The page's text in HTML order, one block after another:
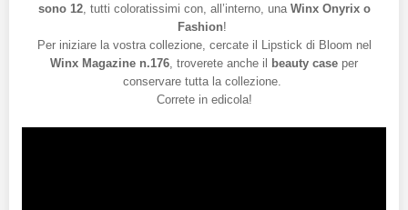
sono 12, tutti coloratissimi con, all’interno, una Winx Onyrix o
Fashion!
Per iniziare la vostra collezione, cercate il Lipstick di Bloom nel
Winx Magazine n.176, troverete anche il beauty case per
conservare tutta la collezione.
Correte in edicola!